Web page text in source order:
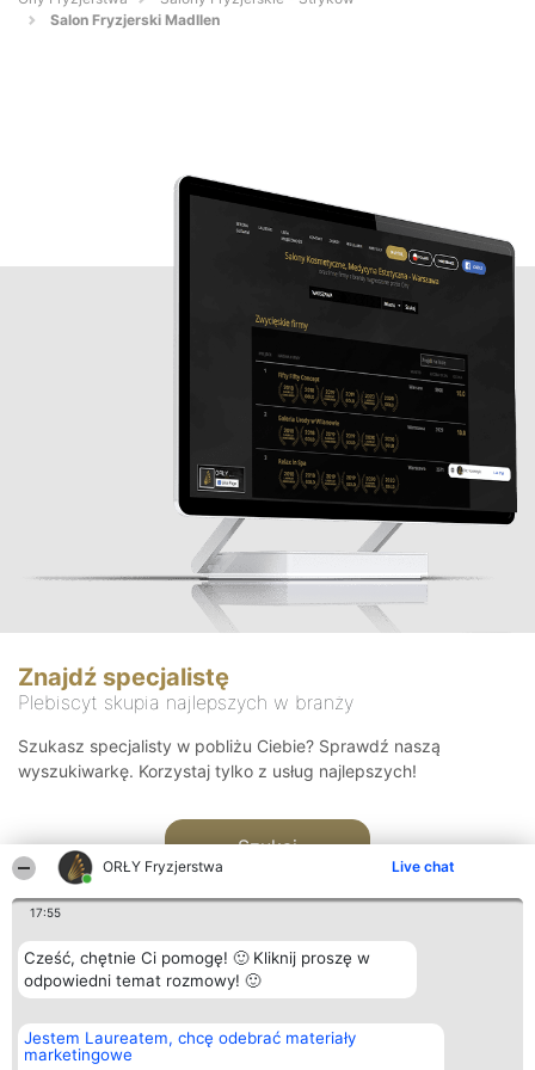
ORŁY Fryzjerstwa Live chat
17:55
Cześć, chętnie Ci pomogę! 🙂 Kliknij proszę w
odpowiedni temat rozmowy! 🙂
Jestem Laureatem, chcę odebrać materiały
marketingowe
Salon Fryzjerski Madllen
Znajdź specjalistę
Plebiscyt skupia najlepszych w branży
Szukasz specjalisty w pobliżu Ciebie? Sprawdź naszą
wyszukiwarkę. Korzystaj tylko z usług najlepszych!
Szukaj
Organizator plebiscytu
Bright Side Solutions sp. z o.
o. sp. k.
Plebiscyt
Laureaci
Kontakt
Kontakt